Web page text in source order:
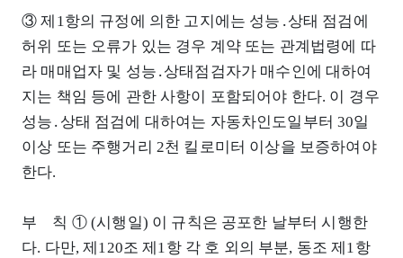
③ 제1항의 규정에 의한 고지에는 성능․상태 점검에
허위 또는 오류가 있는 경우 계약 또는 관계법령에 따
라 매매업자 및 성능․상태점검자가 매수인에 대하여
지는 책임 등에 관한 사항이 포함되어야 한다. 이 경우
성능․상태 점검에 대하여는 자동차인도일부터 30일
이상 또는 주행거리 2천 킬로미터 이상을 보증하여야
한다.
부 칙 ① (시행일) 이 규칙은 공포한 날부터 시행한
다. 다만, 제120조 제1항 각 호 외의 부분, 동조 제1항